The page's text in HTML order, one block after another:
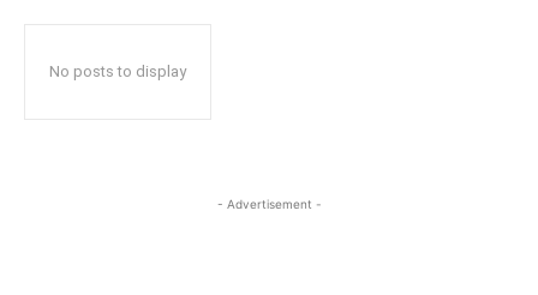
No posts to display
- Advertisement -